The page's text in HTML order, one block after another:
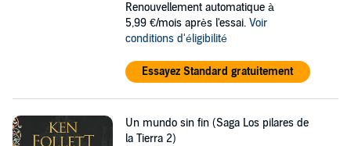
Renouvellement automatique à
5,99 €/mois après l'essai. Voir
conditions d'éligibilité
Essayez Standard gratuitement
Un mundo sin fin (Saga Los pilares de
la Tierra 2)